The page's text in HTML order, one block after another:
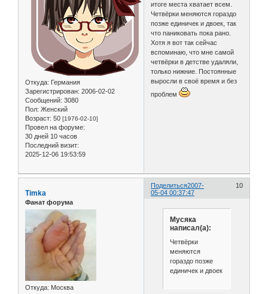
Откуда: Германия
Зарегистрирован: 2006-02-02
Сообщений: 3080
Пол: Женский
Возраст: 50 [1976-02-10]
Провел на форуме:
30 дней 10 часов
Последний визит:
2025-12-06 19:53:59
итоге места хватает всем.
Четвёрки меняются гораздо
позже единичек и двоек, так
что паниковать пока рано.
Хотя я вот так сейчас
вспоминаю, что мне самой
четвёрки в детстве удаляли,
только нижние. Постоянные
выросли в своё время и без
проблем
Поделиться 10
2007-
05-04 00:37:47
Timka
Фанат форума
Откуда: Москва
Мусяка
написал(а):
Четвёрки
меняются
гораздо позже
единичек и двоек